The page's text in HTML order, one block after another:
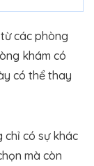
các phòng
khám có
có thể thay
chỉ có sự khác
mà còn